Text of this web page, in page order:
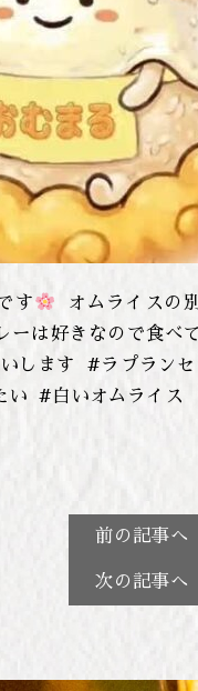
す
オムライスの
ーは好きなので食べ
します⁡ ⁡⁡ ⁡#ラプラン
い ⁡ ⁡#白いオムライス
前の記事へ
次の記事へ